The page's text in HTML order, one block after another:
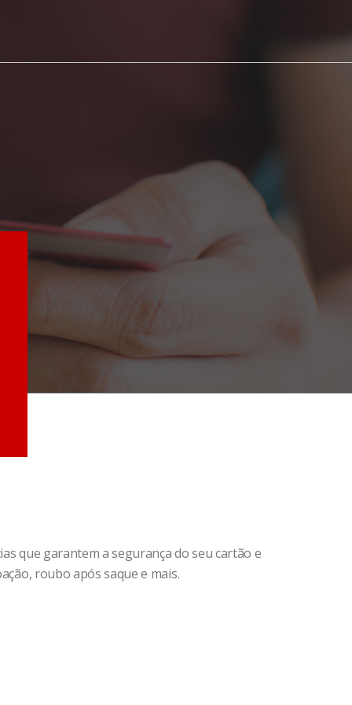
que garantem a segurança do seu cartão e
roubo após saque e mais.